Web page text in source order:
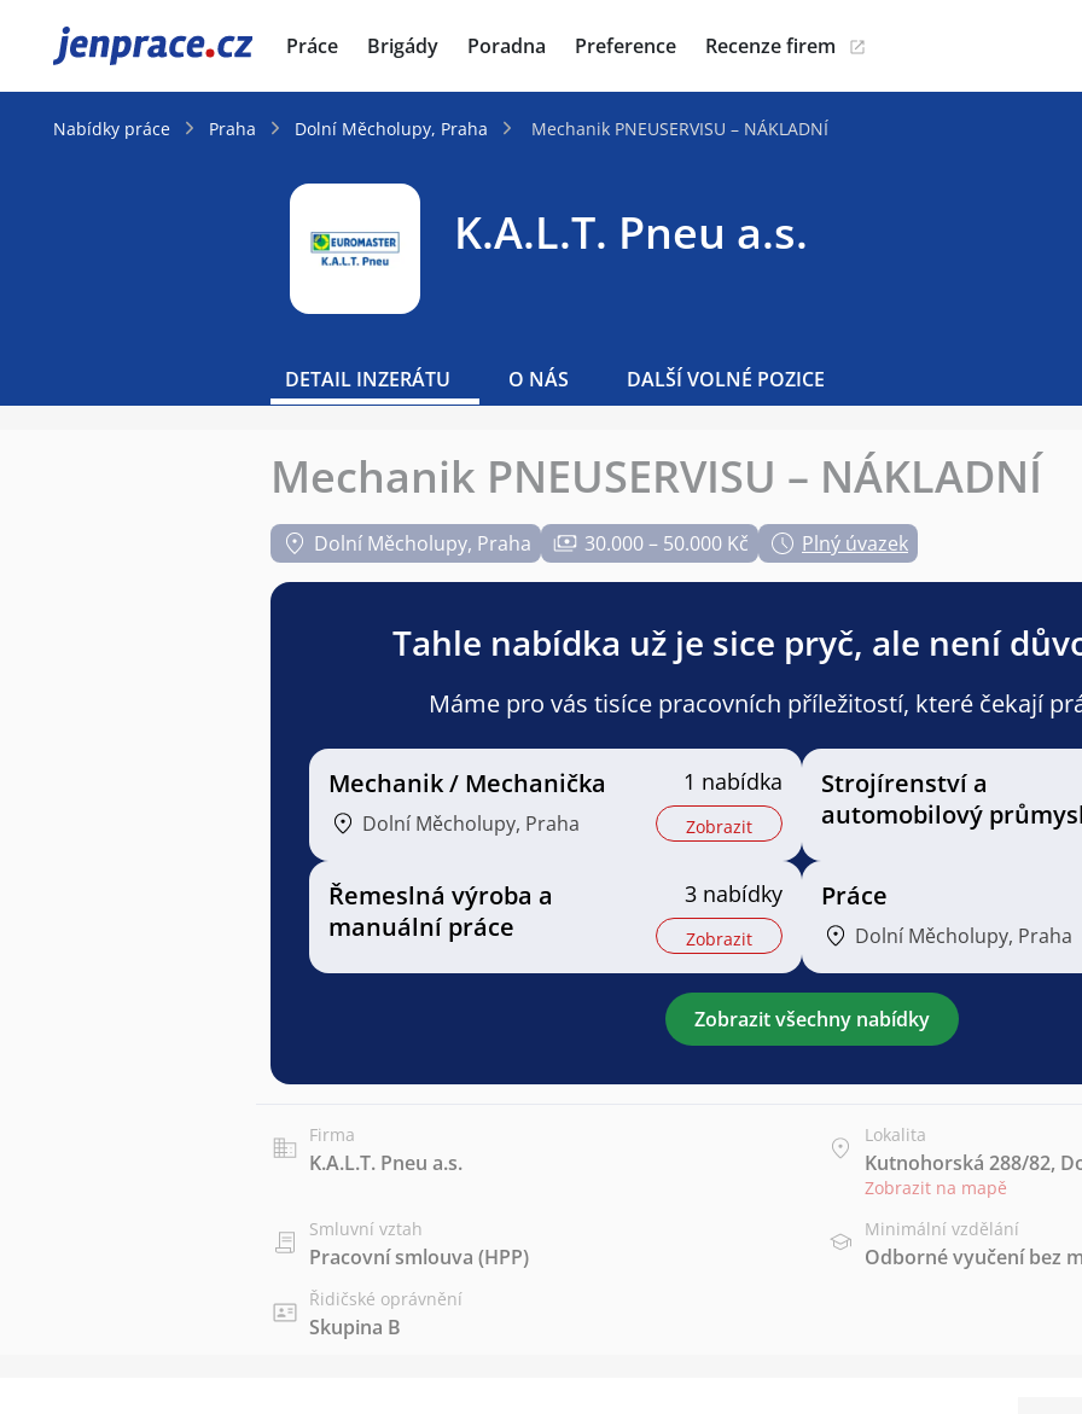
JenPráce.cz Práce Brigády Poradna Preference Recenze firem
Nabídky práce Praha Dolní Měcholupy, Praha Mechanik PNEUSERVISU – NÁKLADNÍ
K.A.L.T. Pneu a.s.
DETAIL INZERÁTU O NÁS DALŠÍ VOLNÉ POZICE
Mechanik PNEUSERVISU – NÁKLADNÍ
Dolní Měcholupy, Praha 30.000 – 50.000 Kč Plný úvazek
Tahle nabídka už je sice pryč, ale není
Máme pro vás tisíce pracovních příležitostí, které čekají
Mechanik / Mechanička
Dolní Měcholupy, Praha
1 nabídka
Zobrazit
Strojírenství a
automobilový průmysl
Řemeslná výroba a
manuální práce
3 nabídky
Zobrazit
Práce
Dolní Měcholupy, Praha
Zobrazit všechny nabídky
Firma
K.A.L.T. Pneu a.s.
Lokalita
Kutnohorská 288/82,
Zobrazit na mapě
Smluvní vztah
Pracovní smlouva (HPP)
Minimální vzdělání
Odborné vyučení bez
Řidičské oprávnění
Skupina B